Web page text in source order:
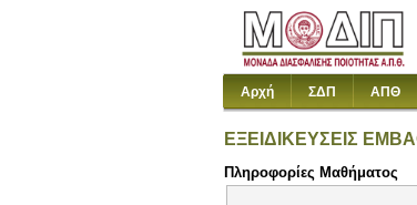
Αρχή ΣΔΠ ΑΠΘ
ΕΞΕΙΔΙΚΕΥΣΕΙΣ
Πληροφορίες Μαθήματος